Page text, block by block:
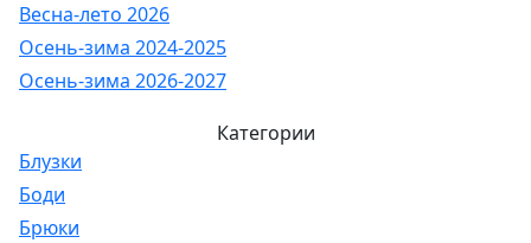
Весна-лето 2026
Осень-зима 2024-2025
Осень-зима 2026-2027
Категории
Блузки
Боди
Брюки